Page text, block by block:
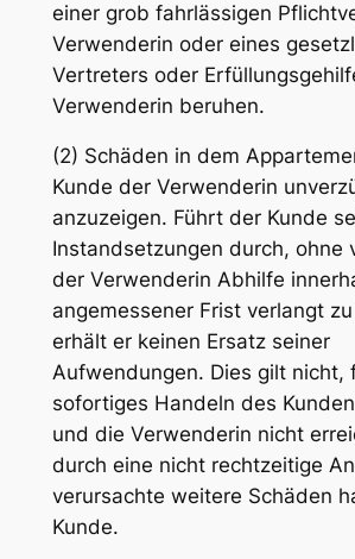
einer grob fahrlässigen
Verwenderin oder eines
Vertreters oder
Verwenderin beruhen.
(2) Schäden in dem
Kunde der Verwenderin
anzuzeigen. Führt der Kunde
Instandsetzungen durch, ohne
der Verwenderin Abhilfe
angemessener Frist verlangt
erhält er keinen Ersatz seiner
Aufwendungen. Dies gilt nicht,
sofortiges Handeln des
und die Verwenderin nicht
durch eine nicht rechtzeitige
verursachte weitere Schäden
Kunde.